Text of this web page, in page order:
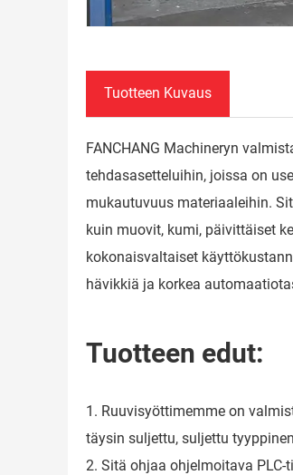
Tuotteen Kuvaus
FANCHANG Machineryn
tehdasasetteluihin, joissa on
mukautuvuus materiaaleihin.
kuin muovit, kumi, päivittäiset
kokonaisvaltaiset
hävikkiä ja korkea
Tuotteen edut:
1. Ruuvisyöttimemme on
täysin suljettu, suljettu
2. Sitä ohjaa ohjelmoitava